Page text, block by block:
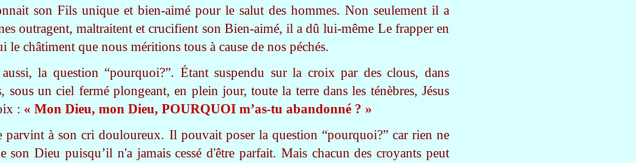
son Fils unique et bien-aimé pour le salut des hommes. Non seulement il a
outragent, maltraitent et crucifient son Bien-aimé, il a dû lui-même Le frapper en
le châtiment que nous méritions tous à cause de nos péchés.
la question “pourquoi?”. Étant suspendu sur la croix par des clous, dans
sous un ciel fermé plongeant, en plein jour, toute la terre dans les ténèbres, Jésus
: « Mon Dieu, mon Dieu, POURQUOI m’as-tu abandonné ? »
parvint à son cri douloureux. Il pouvait poser la question “pourquoi?” car rien ne
son Dieu puisqu’il n'a jamais cessé d'être parfait. Mais chacun des croyants peut